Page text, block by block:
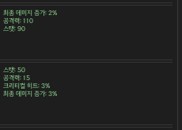
최종 데미지 증가: 2%
공격력: 110
스탯: 90
스탯: 50
공격력: 15
크리티컬 히트: 3%
최종 데미지 증가: 3%